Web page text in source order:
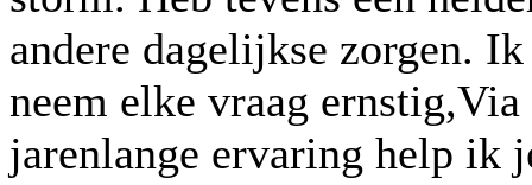
andere dagelijkse zorgen.
neem elke vraag
jarenlange ervaring help ik